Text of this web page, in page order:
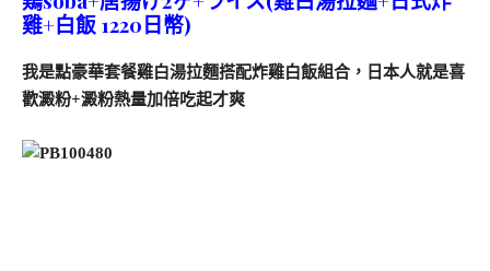
雞+白飯 1220日幣)
我是點豪華套餐雞白湯拉麵搭配炸雞白飯組合，日本人就是喜
歡澱粉+澱粉熱量加倍吃起才爽